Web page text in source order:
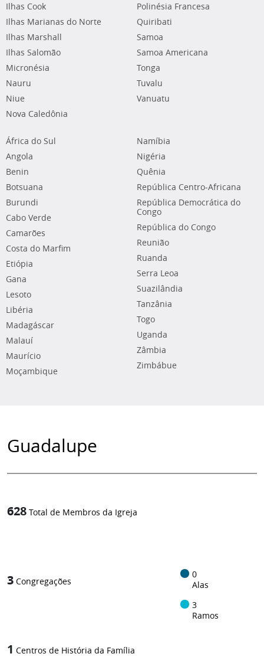
Ilhas Cook
Ilhas Marianas do Norte
Ilhas Marshall
Ilhas Salomão
Micronésia
Nauru
Niue
Nova Caledônia
Polinésia Francesa
Quiribati
Samoa
Samoa Americana
Tonga
Tuvalu
Vanuatu
África do Sul
Angola
Benin
Botsuana
Burundi
Cabo Verde
Camarões
Costa do Marfim
Etiópia
Gana
Lesoto
Libéria
Madagáscar
Malauí
Maurício
Moçambique
Namíbia
Nigéria
Quênia
República Centro-Africana
República Democrática do
Congo
República do Congo
Reunião
Ruanda
Serra Leoa
Suazilândia
Tanzânia
Togo
Uganda
Zâmbia
Zimbábue
Guadalupe
628 Total de Membros da Igreja
3 Congregações
0
Alas
3
Ramos
1 Centros de História da Família